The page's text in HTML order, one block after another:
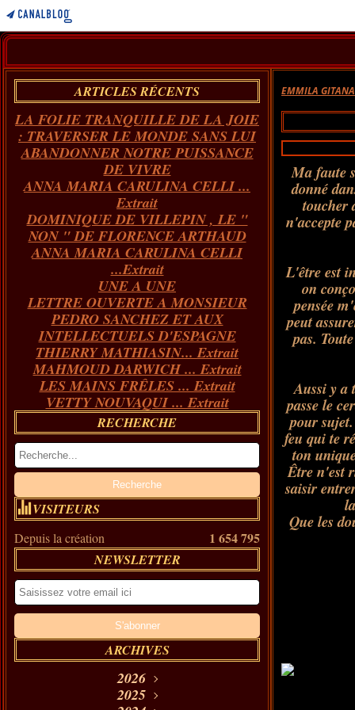
ARTICLES RÉCENTS
LA FOLIE TRANQUILLE DE LA JOIE
: TRAVERSER LE MONDE SANS LUI
ABANDONNER NOTRE PUISSANCE
DE VIVRE
ANNA MARIA CARULINA CELLI ...
Extrait
DOMINIQUE DE VILLEPIN , LE "
NON " DE FLORENCE ARTHAUD
ANNA MARIA CARULINA CELLI
...Extrait
UNE A UNE
LETTRE OUVERTE A MONSIEUR
PEDRO SANCHEZ ET AUX
INTELLECTUELS D'ESPAGNE
THIERRY MATHIASIN... Extrait
MAHMOUD DARWICH ... Extrait
LES MAINS FRÊLES ... Extrait
VETTY NOUVAQUI ... Extrait
RECHERCHE
VISITEURS
Depuis la création 1 654 795
NEWSLETTER
ARCHIVES
2026
Août(11)
2025
EMMILA GITANA
Ma faute
donné
toucher
n'accepte
L'être est
on
pensée
peut
pas.
Aussi y a
passe le
pour
feu qui te
ton
Être n'est
saisir
Que les